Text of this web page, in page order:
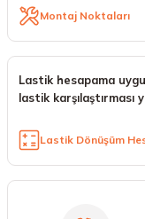
Montaj Noktaları
Lastik hesapama
lastik karşılaştırması
Lastik Dönüşüm